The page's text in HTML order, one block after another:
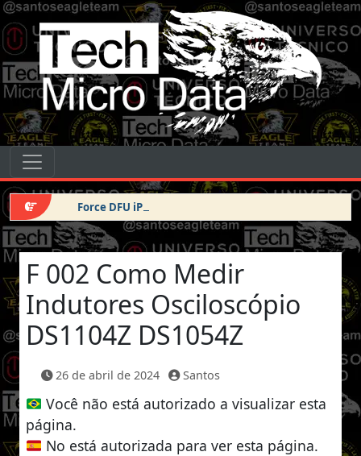
Pular para o conteúdo
Tech Micro Data
Pular para o conteúdo
Navegação principal
Force DFU iPhone 14 Pro Max
F 002 Como Medir
Indutores Osciloscópio
DS1104Z DS1054Z
26 de abril de 2024 Santos
Você não está autorizado a visualizar esta
página.
No está autorizada para ver esta página.